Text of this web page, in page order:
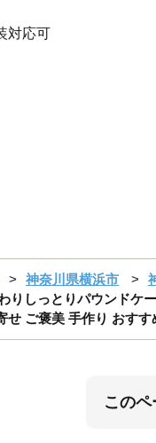
対応可
神奈川県横浜市
りしっとりパウンド
せ ご褒美 手作り おす
この